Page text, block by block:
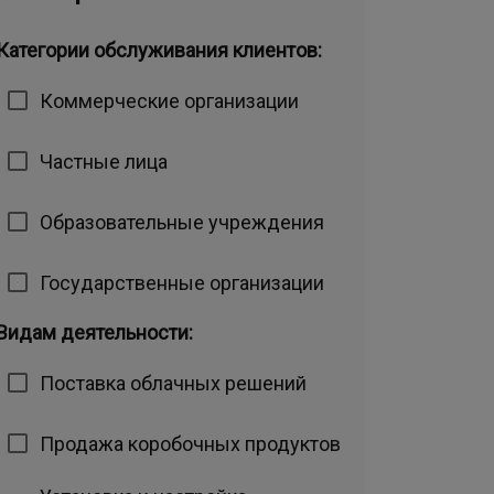
обслуживания клиентов:
Коммерческие организации
Частные лица
Образовательные учреждения
Государственные организации
деятельности:
Поставка облачных решений
Продажа коробочных продуктов